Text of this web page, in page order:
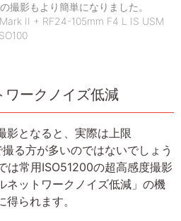
撮影もより簡単になりました。
II + RF24-105mm F4 L IS USM
ワークノイズ低減
影となると、実際は上限
る方が多いのではないでしょう
は常用ISO51200の超高感度撮影
ネットワークノイズ低減」の機
られます。